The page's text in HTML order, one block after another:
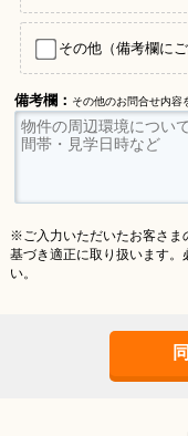
その他（備考欄に
備考欄： その他のお問合せ内容
※ご入力いただいたお客さま
基づき適正に取り扱います。
い。